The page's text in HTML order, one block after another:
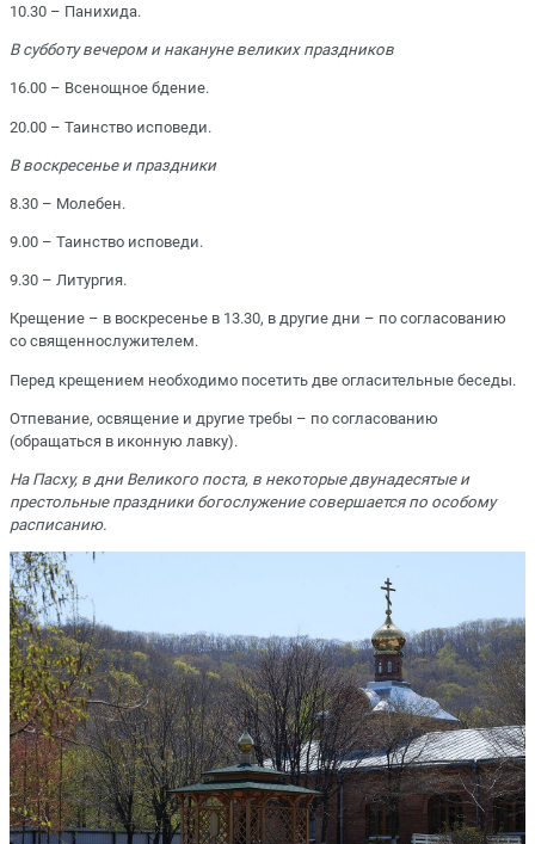
10.30 – Панихида.
В субботу вечером и накануне великих праздников
16.00 – Всенощное бдение.
20.00 – Таинство исповеди.
В воскресенье и праздники
8.30 – Молебен.
9.00 – Таинство исповеди.
9.30 – Литургия.
Крещение – в воскресенье в 13.30, в другие дни – по согласованию
со священнослужителем.
Перед крещением необходимо посетить две огласительные беседы.
Отпевание, освящение и другие требы – по согласованию
(обращаться в иконную лавку).
На Пасху, в дни Великого поста, в некоторые двунадесятые и
престольные праздники богослужение совершается по особому
расписанию.